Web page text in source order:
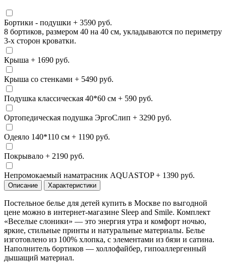
Бортики - подушки + 3590 руб.
8 бортиков, размером 40 на 40 см, укладываются по периметру
3-х сторон кроватки.
Крыша + 1690 руб.
Крыша со стенками + 5490 руб.
Подушка классическая 40*60 см + 590 руб.
Ортопедическая подушка ЭргоСлип + 3290 руб.
Одеяло 140*110 см + 1190 руб.
Покрывало + 2190 руб.
Непромокаемый наматрасник AQUASTOP+ 1390 руб.
Описание Характеристики
Постельное белье для детей купить в Москве по выгодной
цене можно в интернет-магазине Sleep and Smile. Комплект
«Веселые слоники» — это энергия утра и комфорт ночью,
яркие, стильные принты и натуральные материалы. Белье
изготовлено из 100% хлопка, с элементами из бязи и сатина.
Наполнитель бортиков — холлофайбер, гипоаллергенный
дышащий материал.